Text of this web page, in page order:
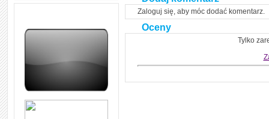
Angielskie przyimki
zapamiętasz
zrozumiale wytłumaczył, na
czym polega mowa zależna
(reported speech) w języku
angielskim
Zaloguj się, aby móc dodać komentarz.
Oceny
Tylko